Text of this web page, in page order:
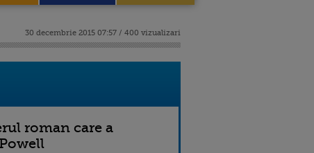
30 decembrie 2015 07:57 / 400 vizualizari
roman care a